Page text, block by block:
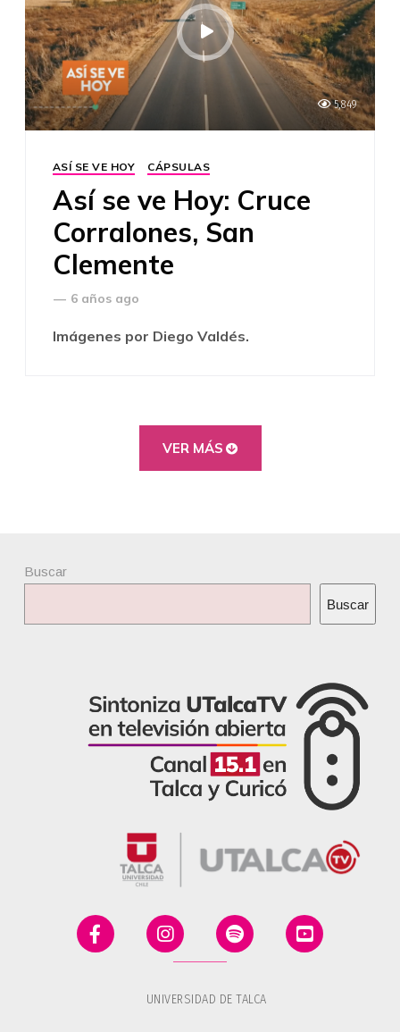
5,849
ASÍ SE VE HOY CÁPSULAS
Así se ve Hoy: Cruce
Corralones, San
Clemente
— 6 años ago
Imágenes por Diego Valdés.
VER MÁS
Buscar
Buscar
UNIVERSIDAD DE TALCA